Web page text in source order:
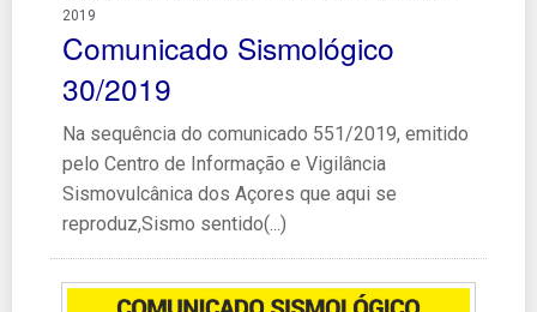
2019
Comunicado Sismológico
30/2019
Na sequência do comunicado 551/2019, emitido
pelo Centro de Informação e Vigilância
Sismovulcânica dos Açores que aqui se
reproduz,Sismo sentido(...)